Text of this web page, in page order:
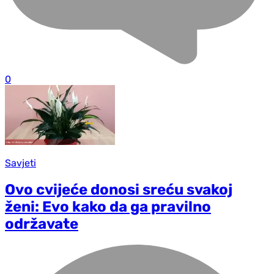
0
Savjeti
Ovo cvijeće donosi sreću svakoj
ženi: Evo kako da ga pravilno
održavate